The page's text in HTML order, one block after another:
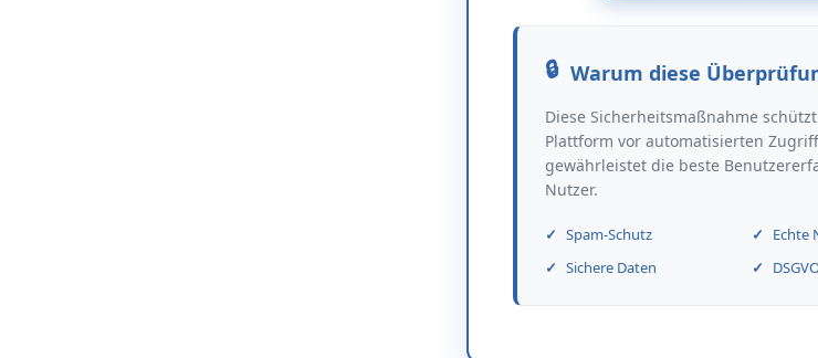
Warum diese
Diese Sicherheitsmaßnahme
Plattform vor automatisierten
gewährleistet die beste
Nutzer.
Spam-Schutz
Echte
Sichere Daten